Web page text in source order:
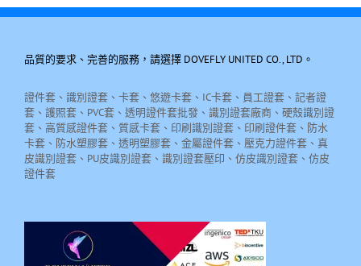
品質的要求、完善的服務，請選擇 DOVEFLY UNITED CO., LTD。
證件套、識別證套、卡套、悠遊卡套、IC卡套、員工證套、記者證
套、護照套、PVC套、透明證件套批發、識別證套廠商、硬殼識別證
套、高質感證件套、質感卡套、印刷識別證套、印刷證件套、防水
卡套、防水塑膠套、透明塑膠套、金屬證件套、壓克力證件套、真
皮識別證套、PU皮識別證套、識別證套壓印、仿皮識別證套、仿皮
證件套